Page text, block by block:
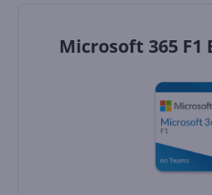
Microsoft 365 F1